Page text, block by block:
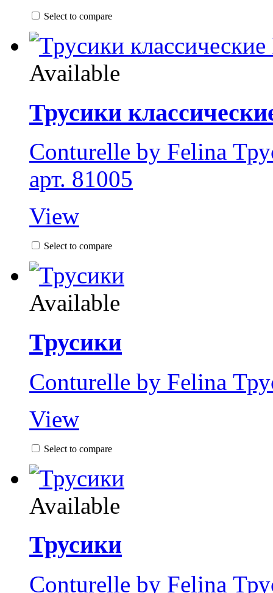
Select to compare
Available
Трусики
Conturelle by Felina
арт. 81005
View
Select to compare
Available
Трусики
Conturelle by Felina
View
Select to compare
Available
Трусики
Conturelle by Felina